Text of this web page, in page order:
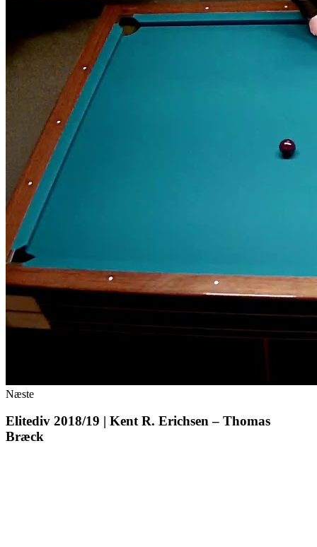
Næste
Elitediv 2018/19 | Kent R. Erichsen – Thomas
Bræck